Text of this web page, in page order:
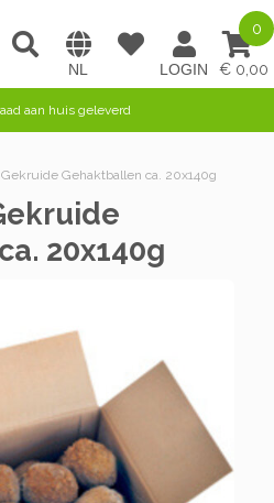
0,00
0
aan huis geleverd
Gehaktballen ca. 20x140g
20x140g